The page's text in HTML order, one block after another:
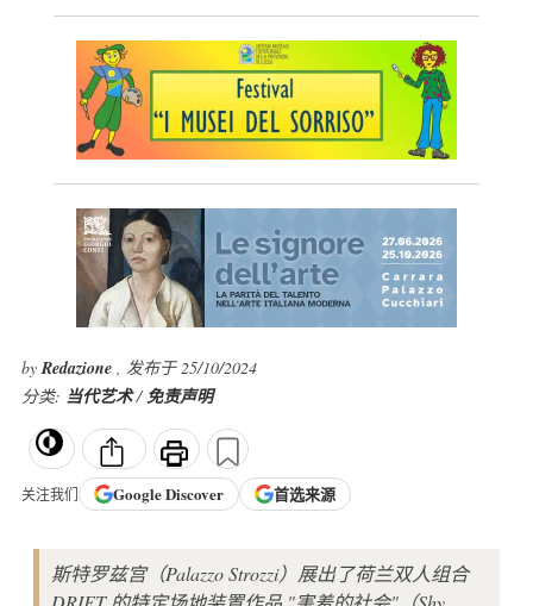
byRedazione , 发布于 25/10/2024
分类: 当代艺术/免责声明
关注我们 GoogleDiscover 首选来源
斯特罗兹宫（Palazzo Strozzi）展出了荷兰双人组合